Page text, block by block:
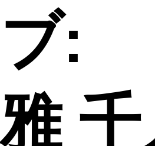
ブ:
雅 千